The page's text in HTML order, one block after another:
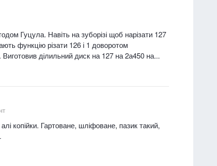
Гуцула. Навіть на зуборізі щоб нарізати 127
функцію різати 126 і 1 доворотом
ділильний диск на 127 на 2а450 на...
копійки. Гартоване, шліфоване, пазик такий,